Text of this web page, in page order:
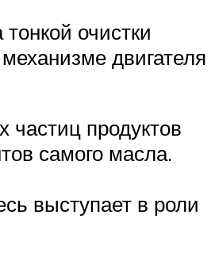
очистки
двигателя
частиц продуктов
самого масла.
выступает в роли